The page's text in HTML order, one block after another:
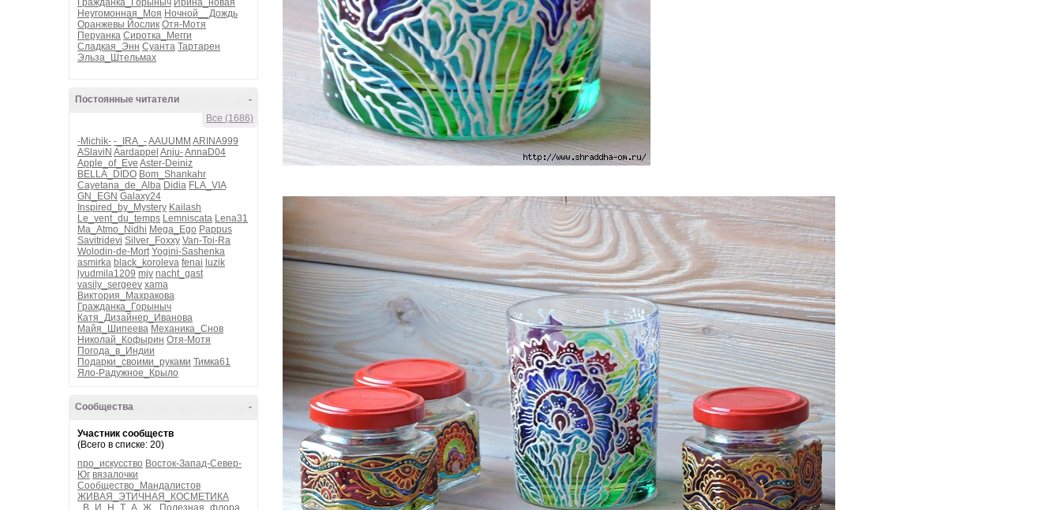
Гражданка_Горыныч Ирина_новая
Неугомонная_Моя Ночной__Дождь
Оранжевы Йослик Отя-Мотя
Перуанка Сиротка_Мегги
Сладкая_Энн Суанта Тартарен
Эльза_Штельмах
-
Постоянные читатели
Все (1686)
-Michik- -_IRA_-AAUUMM ARINA999
ASlaviN Aardappel Anju-AnnaD04
Apple_of_Eve Aster-Deiniz
BELLA_DIDO Bom_Shankahr
Cayetana_de_Alba Didia FLA_VIA
GN_EGN Galaxy24
Inspired_by_Mystery Kailash
Le_vent_du_temps Lemniscata Lena31
Ma_Atmo_Nidhi Mega_Ego Pappus
Savitridevi Silver_Foxxy Van-Toi-Ra
Wolodin-de-Mort Yogini-Sashenka
asmirka black_koroleva fenai luzik
lyudmila1209 mjv nacht_gast
vasily_sergeev xama
Виктория_Махракова
Гражданка_Горыныч
Катя_Дизайнер_Иванова
Майя_Шипеева Механика_Снов
Николай_Кофырин Отя-Мотя
Погода_в_Индии
Подарки_своими_руками Тимка61
Яло-Радужное_Крыло
-
Сообщества
Участник сообществ
(Всего в списке: 20)
про_искусство Восток-Запад-Север-
Юг вязалочки
Сообщество_Мандалистов
ЖИВАЯ_ЭТИЧНАЯ_КОСМЕТИКА
_В_И_Н_Т_А_Ж_
Полезная_флора